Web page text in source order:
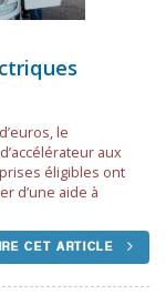
le
aux
éligibles ont
d’une aide à
CET ARTICLE